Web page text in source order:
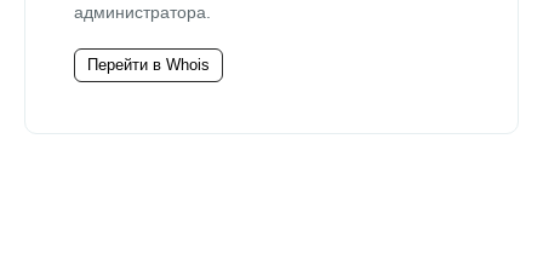
администратора.
Перейти в Whois